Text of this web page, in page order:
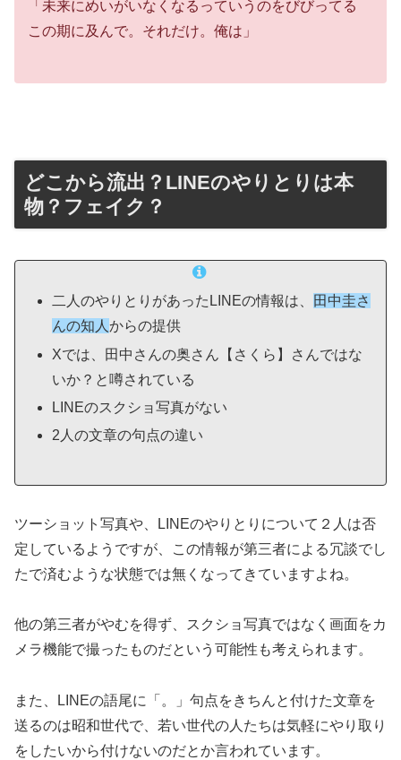
「未来にめいがいなくなるっていうのをびびってる
この期に及んで。それだけ。俺は」
どこから流出？LINEのやりとりは本
物？フェイク？
二人のやりとりがあったLINEの情報は、
田中圭さ
んの知人からの提供
Xでは、田中さんの奥さん【さくら】さんではな
いか？と噂されている
LINEのスクショ写真がない
2人の文章の句点の違い
ツーショット写真や、LINEのやりとりについて２人は否
定しているようですが、この情報が第三者による冗談でし
たで済むような状態では無くなってきていますよね。
他の第三者がやむを得ず、スクショ写真ではなく画面をカ
メラ機能で撮ったものだという可能性も考えられます。
また、LINEの語尾に「。」句点をきちんと付けた文章を
送るのは昭和世代で、若い世代の人たちは気軽にやり取り
をしたいから付けないのだとか言われています。